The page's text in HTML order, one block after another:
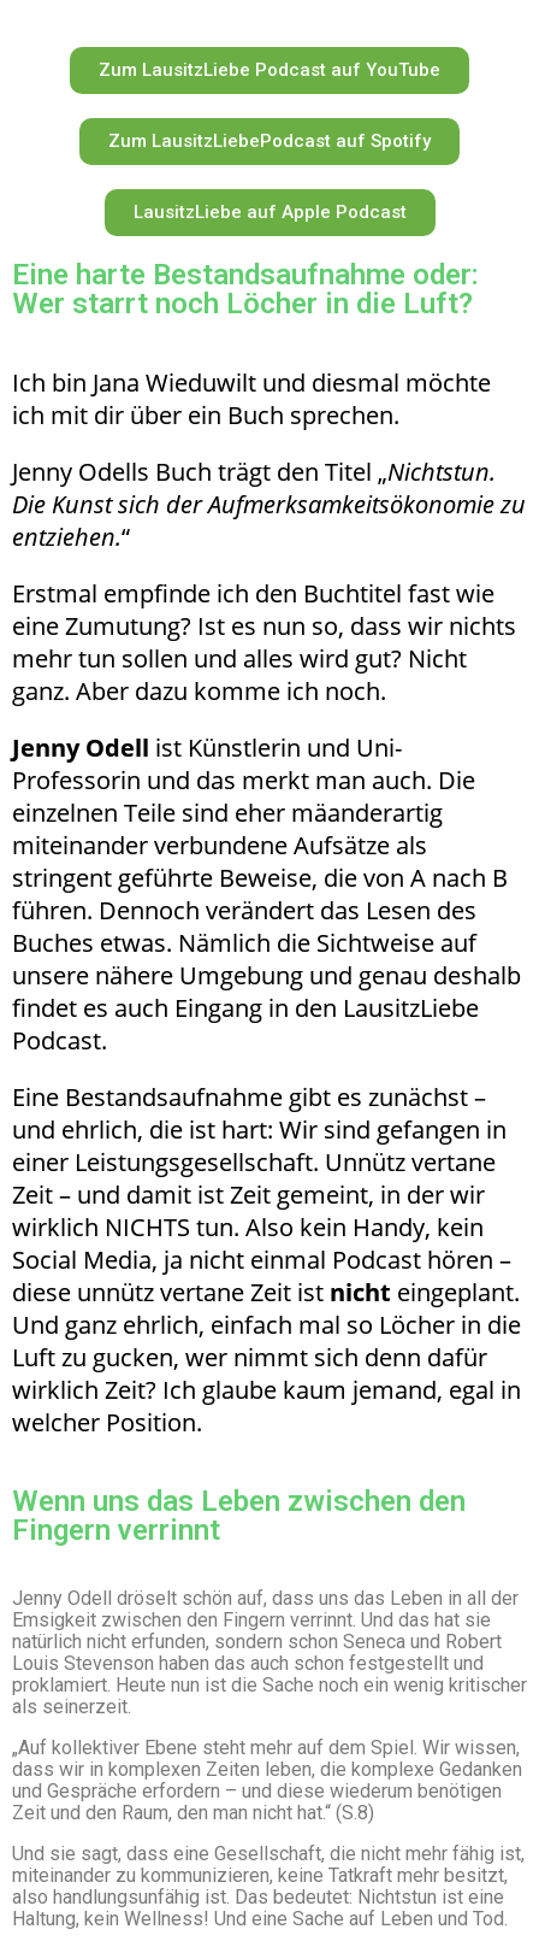
Zum LausitzLiebe Podcast auf YouTube
Zum LausitzLiebePodcast auf Spotify
LausitzLiebe auf Apple Podcast
Eine harte Bestandsaufnahme oder:
Wer starrt noch Löcher in die Luft?
Ich bin Jana Wieduwilt und diesmal möchte
ich mit dir über ein Buch sprechen.
Jenny Odells Buch trägt den Titel „Nichtstun.
Die Kunst sich der Aufmerksamkeitsökonomie zu
entziehen.“
Erstmal empfinde ich den Buchtitel fast wie
eine Zumutung? Ist es nun so, dass wir nichts
mehr tun sollen und alles wird gut? Nicht
ganz. Aber dazu komme ich noch.
Jenny Odell ist Künstlerin und Uni-
Professorin und das merkt man auch. Die
einzelnen Teile sind eher mäanderartig
miteinander verbundene Aufsätze als
stringent geführte Beweise, die von A nach B
führen. Dennoch verändert das Lesen des
Buches etwas. Nämlich die Sichtweise auf
unsere nähere Umgebung und genau deshalb
findet es auch Eingang in den LausitzLiebe
Podcast.
Eine Bestandsaufnahme gibt es zunächst –
und ehrlich, die ist hart: Wir sind gefangen in
einer Leistungsgesellschaft. Unnütz vertane
Zeit – und damit ist Zeit gemeint, in der wir
wirklich NICHTS tun. Also kein Handy, kein
Social Media, ja nicht einmal Podcast hören –
diese unnütz vertane Zeit ist nicht eingeplant.
Und ganz ehrlich, einfach mal so Löcher in die
Luft zu gucken, wer nimmt sich denn dafür
wirklich Zeit? Ich glaube kaum jemand, egal in
welcher Position.
Wenn uns das Leben zwischen den
Fingern verrinnt
Jenny Odell dröselt schön auf, dass uns das Leben in all der
Emsigkeit zwischen den Fingern verrinnt. Und das hat sie
natürlich nicht erfunden, sondern schon Seneca und Robert
Louis Stevenson haben das auch schon festgestellt und
proklamiert. Heute nun ist die Sache noch ein wenig kritischer
als seinerzeit.
„Auf kollektiver Ebene steht mehr auf dem Spiel. Wir wissen,
dass wir in komplexen Zeiten leben, die komplexe Gedanken
und Gespräche erfordern – und diese wiederum benötigen
Zeit und den Raum, den man nicht hat.“ (S.8)
Und sie sagt, dass eine Gesellschaft, die nicht mehr fähig ist,
miteinander zu kommunizieren, keine Tatkraft mehr besitzt,
also handlungsunfähig ist. Das bedeutet: Nichtstun ist eine
Haltung, kein Wellness! Und eine Sache auf Leben und Tod.